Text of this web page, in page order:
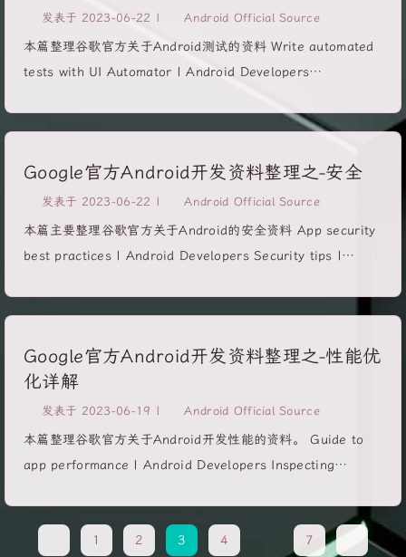
Resources - Android Developers：Jetpack相关文档 Kotlin
and Android | Android Developers：Google官方Kotlin开发
文档主页 Android Platform | Android Developers：
发表于 2023-06-22 | Android Official Source
本篇整理谷歌官方关于Android测试的资料 Write automated
tests with UI Automator | Android Developers
Android Developers What to test in Android | Android
Developers Local tests Build local unit tests | Android
Developers Instrumented tests Build instrumented tests |
Android Developers Automate UI tests | Android
Developers AndroidX Test Set up project for AndroidX
Google官方Android开发资料整理之-安全
发表于 2023-06-22 | Android Official Source
本篇主要整理谷歌官方关于Android的安全资料 App security
best practices | Android Developers Security tips |
redirection | Android Developers Hardcoded
Cryptographic Secrets | Android Developers Log info
disclosure | Android Developers Path traversal | Android
Developers Pending intents | Android Developers Sticky
Broadcasts | Android...
Google官方Android开发资料整理之-性能优
化详解
发表于 2023-06-19 | Android Official Source
本篇整理谷歌官方关于Android开发性能的资料。 Guide to
app performance | Android Developers Inspecting
Profiling and tracing System tracing Overview of system
1 2 3 4 7